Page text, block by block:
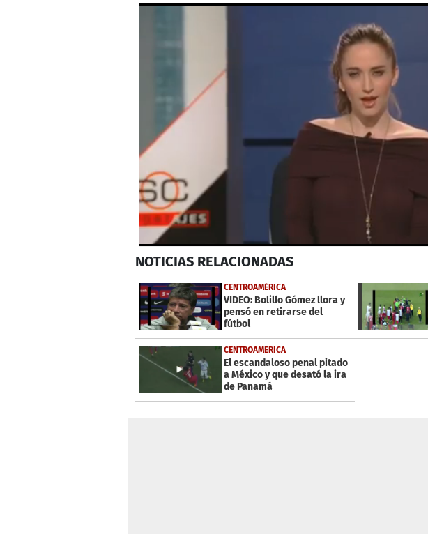
seconds
6
minutes,
5
secondsVolume
0%
NOTICIAS RELACIONADAS
CENTROAMÉRICA
VIDEO: Bolillo Gómez llora y
pensó en retirarse del
fútbol
CENTROAMÉRICA
El escandaloso penal pitado
a México y que desató la ira
de Panamá